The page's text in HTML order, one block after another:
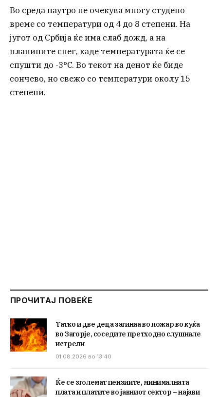
Во среда наутро не очекува многу студено
време со температури од 4 до 8 степени. На
југот од Србија ќе има слаб дожд, а на
планините снег, каде температурата ќе се
спушти до -3°C. Во текот на денот ќе биде
сончево, но свежо со температури околу 15
степени.
ПРОЧИТАЈ ПОВЕЌЕ
Татко и две деца загинаа во пожар во куќа
во Загорје, соседите претходно слушнале
истрели
01.08.2026 во 13:40
Ќе се зголемат пензиите, минималната
плата и платите во јавниот сектор – најави